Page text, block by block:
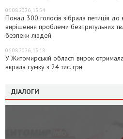
06.08.2026, 15:54
Понад 300 голосів зібрала петиція
вирішення проблеми безпритульних
безпеки людей
06.08.2026, 15:18
У Житомирській області вирок
вкрала сумку з 24 тис. грн
ДІАЛОГИ